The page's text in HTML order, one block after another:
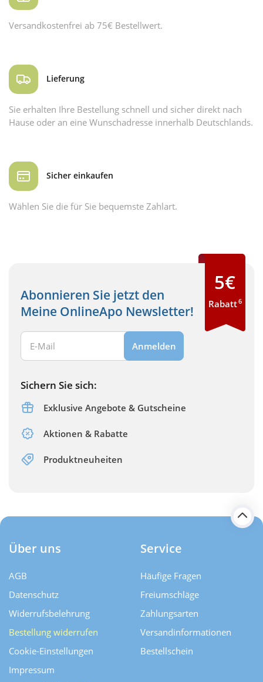
Versandkostenfrei ab 75€ Bestellwert.
Lieferung
Sie erhalten Ihre Bestellung schnell und sicher direkt nach
Hause oder an eine Wunschadresse innerhalb Deutschlands.
Sicher einkaufen
Wählen Sie die für Sie bequemste Zahlart.
Abonnieren Sie jetzt den
Meine OnlineApo Newsletter!
Ihre E-Mail Adresse:
Anmelden
Sichern Sie sich:
Exklusive Angebote & Gutscheine
Aktionen & Rabatte
Produktneuheiten
5€
Rabatt6
Über uns
AGB
Datenschutz
Widerrufsbelehrung
Bestellung widerrufen
Cookie-Einstellungen
Impressum
Service
Häufige Fragen
Freiumschläge
Zahlungsarten
Versand­informationen
Bestellschein